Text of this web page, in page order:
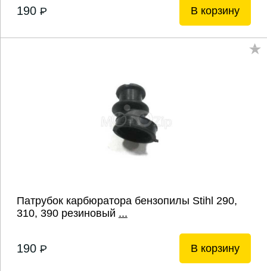
190 P В корзину
Патрубок карбюратора бензопилы Stihl 290,
310, 390 резиновый ...
190 P В корзину